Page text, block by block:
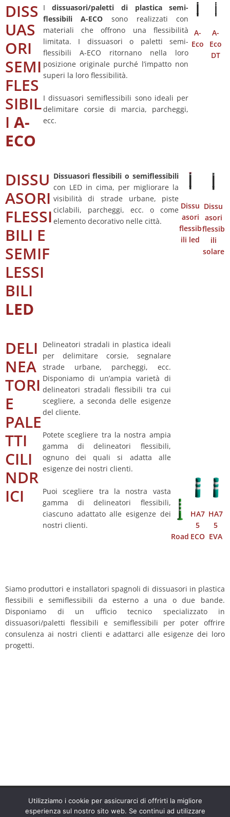
DISS
UAS
ORI
SEMI
FLES
SIBIL
I A-
ECO
Idissuasori/paletti di plastica semi-
flessibili A-ECO sono realizzati con
materiali che offrono una flessibilità
limitata. I dissuasori o paletti semi-
flessibili A-ECO ritornano nella loro
posizione originale purché l’impatto non
superi la loro flessibilità.
I dissuasori semiflessibili sono ideali per
delimitare corsie di marcia, parcheggi,
ecc.
A-
Eco
A-
Eco
DT
DISSU
ASORI
FLESSI
BILI E
SEMIF
LESSI
BILI
LED
Dissuasori flessibili o semiflessibili
con LED in cima, per migliorare la
visibilità di strade urbane, piste
ciclabili, parcheggi, ecc. o come
elemento decorativo nelle città.
Dissu
asori
flessib
ili led
Dissu
asori
flessib
ili
solare
DELI
NEA
TORI
E
PALE
TTI
CILI
NDR
ICI
Delineatori stradali in plastica ideali
per delimitare corsie, segnalare
strade urbane, parcheggi, ecc.
Disponiamo di un’ampia varietà di
delineatori stradali flessibili tra cui
scegliere, a seconda delle esigenze
del cliente.
Potete scegliere tra la nostra ampia
gamma di delineatori flessibili,
ognuno dei quali si adatta alle
esigenze dei nostri clienti.
Puoi scegliere tra la nostra vasta
gamma di delineatori flessibili,
ciascuno adattato alle esigenze dei
nostri clienti.
Road
HA7
5
ECO
HA7
5
EVA
Siamo produttori e installatori spagnoli di dissuasori in plastica
flessibili e semiflessibili da esterno a una o due bande.
Disponiamo di un ufficio tecnico specializzato in
dissuasori/paletti flessibili e semiflessibili per poter offrire
consulenza ai nostri clienti e adattarci alle esigenze dei loro
progetti.
Siamo specialisti nella produzione e installazione di
Utilizziamo i cookie per assicurarci di offrirti la migliore
esperienza sul nostro sito web. Se continui ad utilizzare